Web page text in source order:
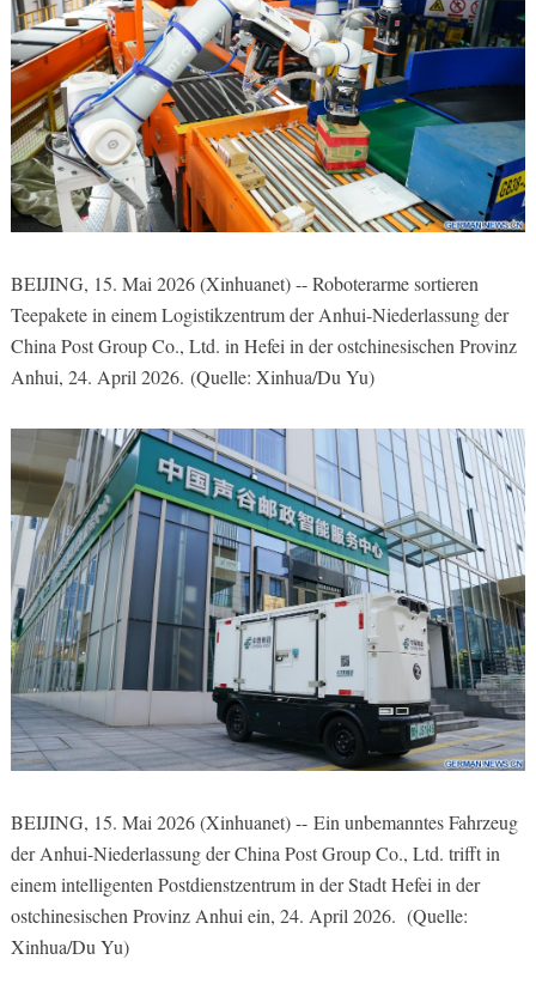
BEIJING, 15. Mai 2026 (Xinhuanet) -- Roboterarme sortieren
Teepakete in einem Logistikzentrum der Anhui-Niederlassung der
China Post Group Co., Ltd. in Hefei in der ostchinesischen Provinz
Anhui, 24. April 2026. (Quelle: Xinhua/Du Yu)
BEIJING, 15. Mai 2026 (Xinhuanet) -- Ein unbemanntes Fahrzeug
der Anhui-Niederlassung der China Post Group Co., Ltd. trifft in
einem intelligenten Postdienstzentrum in der Stadt Hefei in der
ostchinesischen Provinz Anhui ein, 24. April 2026. (Quelle:
Xinhua/Du Yu)